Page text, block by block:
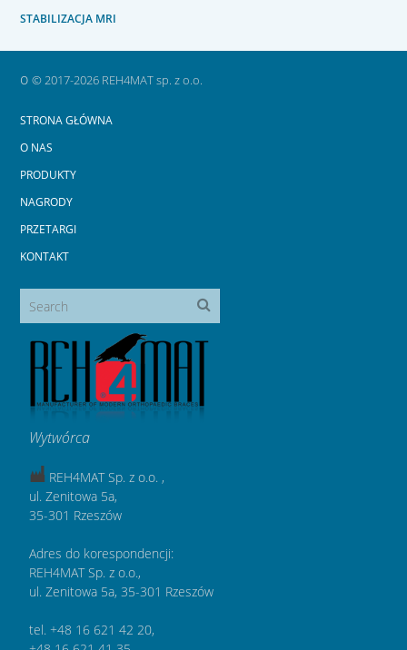
STABILIZACJA MRI
o© 2017-2026 REH4MAT sp. z o.o.
STRONA GŁÓWNA
O NAS
PRODUKTY
NAGRODY
PRZETARGI
KONTAKT
Wytwórca
REH4MAT Sp. z o.o. ,
ul. Zenitowa 5a,
35-301 Rzeszów
Adres do korespondencji:
REH4MAT Sp. z o.o.,
ul. Zenitowa 5a, 35-301 Rzeszów
tel. +48 16 621 42 20,